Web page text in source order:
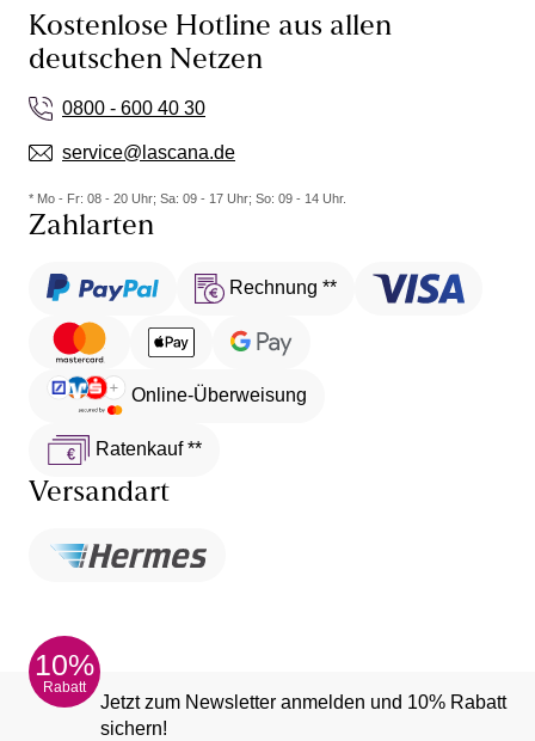
Kostenlose Hotline aus allen
deutschen Netzen
0800 - 600 40 30
service@lascana.de
* Mo - Fr: 08 - 20 Uhr; Sa: 09 - 17 Uhr; So: 09 - 14 Uhr.
Zahlarten
Rechnung **
Online-Überweisung
Ratenkauf **
Versandart
10%
Rabatt
Jetzt zum Newsletter anmelden und 10% Rabatt
sichern!